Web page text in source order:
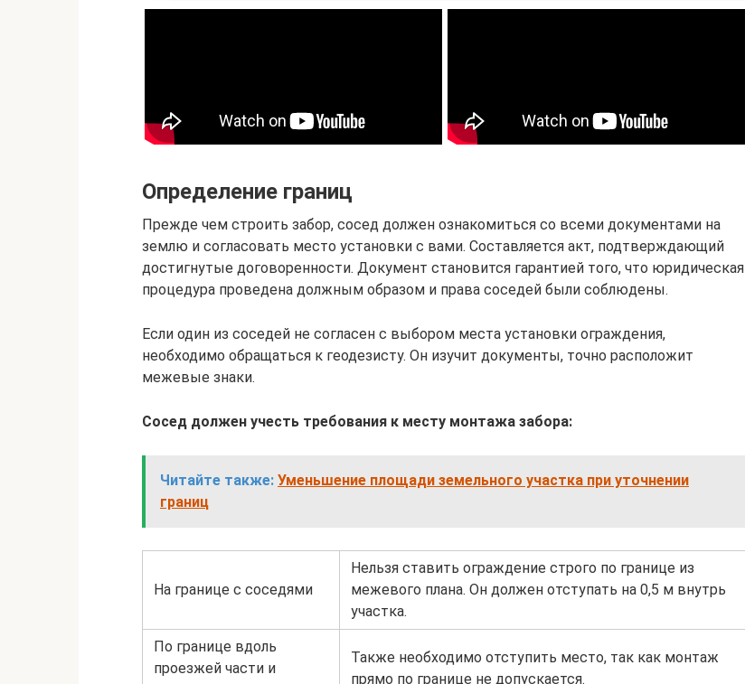
Определение границ
Прежде чем строить забор, сосед должен ознакомиться со всеми документами на
землю и согласовать место установки с вами. Составляется акт, подтверждающий
достигнутые договоренности. Документ становится гарантией того, что юридическая
процедура проведена должным образом и права соседей были соблюдены.
Если один из соседей не согласен с выбором места установки ограждения,
необходимо обращаться к геодезисту. Он изучит документы, точно расположит
межевые знаки.
Сосед должен учесть требования к месту монтажа забора:
Читайте также: Уменьшение площади земельного участка при уточнении
границ
На границе с соседями
Нельзя ставить ограждение строго по границе из
межевого плана. Он должен отступать на 0,5 м внутрь
участка.
По границе вдоль
проезжей части и
Также необходимо отступить место, так как монтаж
прямо по границе не допускается.